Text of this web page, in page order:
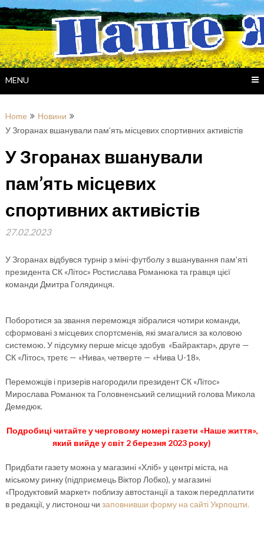
Skip
to
content
MENU
Home
Новини
У Згоранах вшанували пам’ять місцевих спортивних активістів
У Згоранах вшанували
пам’ять місцевих
спортивних активістів
27.02.2023
У Згоранах відбувся турнір з міні-футболу з вшанування пам’яті
президента СК «Літос» Ростислава Романюка та гравця цієї
команди Дмитра Голядинця.
Поборотися за звання переможця зібралися чотири команди,
сформовані з місцевих спортсменів, які змагалися за коловою
системою. У підсумку перше місце здобув «Байрактар», друге —
СК «Літос», третє — «Нива», четверте — «Нива U-18».
Переможців і призерів нагородили президент СК «Літос»
Мирослава Романюк та Головненський селищний голова Микола
Демедюк.
Подробиці читайте у черговому номері газети «Наше життя»,
який вийде у світ 2 березня 2023 року)
Придбати газету можна у магазині «Хліб» у центрі міста, на
міському ринку (підприємець Віктор Лобко), у магазині
«Продуктовий маркет» поблизу автостанції а також передплатити
в редакції, у листонош чи заповнивши форму на сайті Укрпошти.